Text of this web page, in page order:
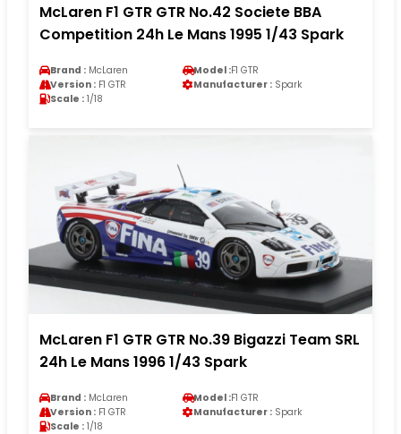
McLaren F1 GTR GTR No.42 Societe BBA
Competition 24h Le Mans 1995 1/43 Spark
Brand : McLaren Model :F1 GTR
Version : F1 GTR Manufacturer : Spark
Scale : 1/18
McLaren F1 GTR GTR No.39 Bigazzi Team SRL
24h Le Mans 1996 1/43 Spark
Brand : McLaren Model :F1 GTR
Version : F1 GTR Manufacturer : Spark
Scale : 1/18